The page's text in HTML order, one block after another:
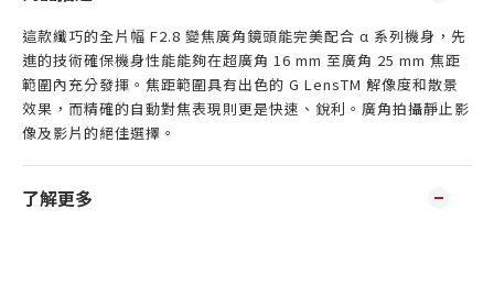
這款纖巧的全片幅 F2.8 變焦廣角鏡頭能完美配合 α 系列機身，先
進的技術確保機身性能能夠在超廣角 16 mm 至廣角 25 mm 焦距
範圍內充分發揮。焦距範圍具有出色的 G LensTM 解像度和散景
效果，而精確的自動對焦表現則更是快速、銳利。廣角拍攝靜止影
像及影片的絕佳選擇。
了解更多